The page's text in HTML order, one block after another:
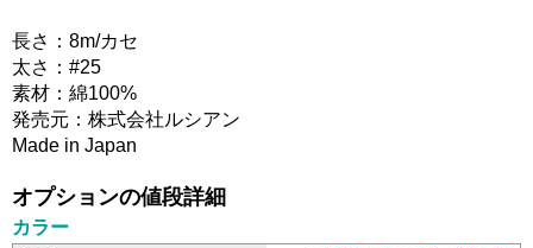
長さ：8m/カセ
太さ：#25
素材：綿100%
発売元：株式会社ルシアン
Made in Japan
オプションの値段詳細
カラー